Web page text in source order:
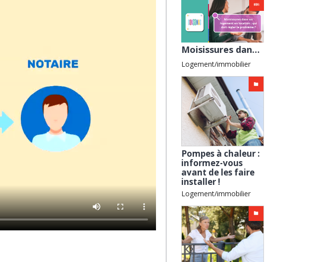
Moisissures dans un logement en location : qui doit régler le problème ? avec la CGL
Logement/immobilier
Pompes à chaleur :
informez-vous
avant de les faire
installer !
Logement/immobilier